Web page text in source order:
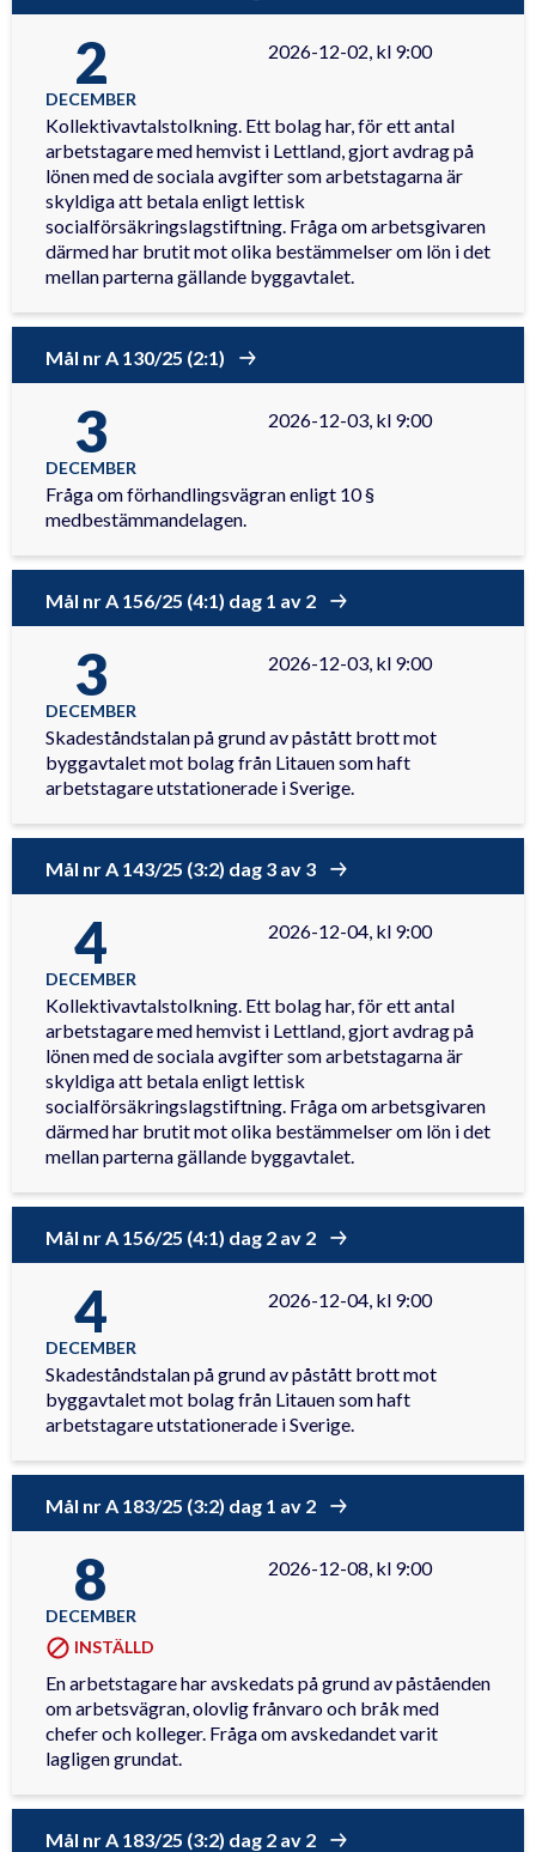
2
DECEMBER
2026-12-02, kl 9:00
Kollektivavtalstolkning. Ett bolag har, för ett antal
arbetstagare med hemvist i Lettland, gjort avdrag på
lönen med de sociala avgifter som arbetstagarna är
skyldiga att betala enligt lettisk
socialförsäkringslagstiftning. Fråga om arbetsgivaren
därmed har brutit mot olika bestämmelser om lön i det
mellan parterna gällande byggavtalet.
Mål nr A 130/25 (2:1)
3
DECEMBER
2026-12-03, kl 9:00
Fråga om förhandlingsvägran enligt 10 §
medbestämmandelagen.
Mål nr A 156/25 (4:1) dag 1 av 2
3
DECEMBER
2026-12-03, kl 9:00
Skadeståndstalan på grund av påstått brott mot
byggavtalet mot bolag från Litauen som haft
arbetstagare utstationerade i Sverige.
Mål nr A 143/25 (3:2) dag 3 av 3
4
DECEMBER
2026-12-04, kl 9:00
Kollektivavtalstolkning. Ett bolag har, för ett antal
arbetstagare med hemvist i Lettland, gjort avdrag på
lönen med de sociala avgifter som arbetstagarna är
skyldiga att betala enligt lettisk
socialförsäkringslagstiftning. Fråga om arbetsgivaren
därmed har brutit mot olika bestämmelser om lön i det
mellan parterna gällande byggavtalet.
Mål nr A 156/25 (4:1) dag 2 av 2
4
DECEMBER
2026-12-04, kl 9:00
Skadeståndstalan på grund av påstått brott mot
byggavtalet mot bolag från Litauen som haft
arbetstagare utstationerade i Sverige.
Mål nr A 183/25 (3:2) dag 1 av 2
8
DECEMBER
INSTÄLLD
2026-12-08, kl 9:00
En arbetstagare har avskedats på grund av påståenden
om arbetsvägran, olovlig frånvaro och bråk med
chefer och kolleger. Fråga om avskedandet varit
lagligen grundat.
Mål nr A 183/25 (3:2) dag 2 av 2